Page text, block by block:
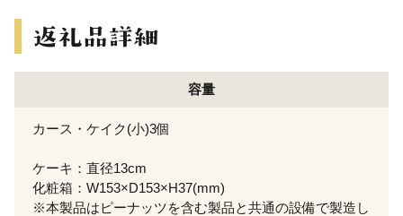
容量
カース・ケイク(小)3個
ケーキ：直径13cm
化粧箱：W153×D153×H37(mm)
※本製品はピーナッツを含む製品と共通の設備で製造し